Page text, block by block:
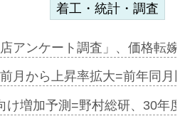
着工・統計・調査
アンケート調査」、価格転
月から上昇率拡大=前年同
け増加予測=野村総研、30年